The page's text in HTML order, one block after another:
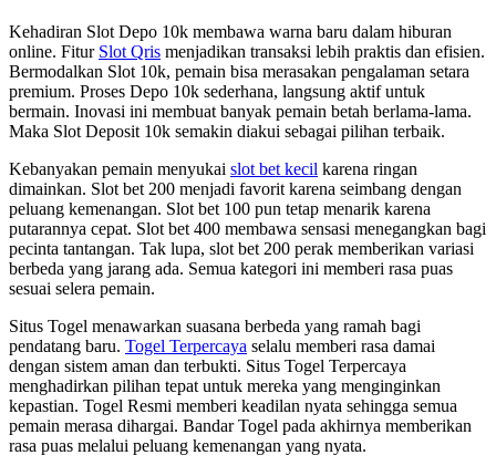
Kehadiran Slot Depo 10k membawa warna baru dalam hiburan
online. Fitur Slot Qris menjadikan transaksi lebih praktis dan efisien.
Bermodalkan Slot 10k, pemain bisa merasakan pengalaman setara
premium. Proses Depo 10k sederhana, langsung aktif untuk
bermain. Inovasi ini membuat banyak pemain betah berlama-lama.
Maka Slot Deposit 10k semakin diakui sebagai pilihan terbaik.
Kebanyakan pemain menyukai slot bet kecil karena ringan
dimainkan. Slot bet 200 menjadi favorit karena seimbang dengan
peluang kemenangan. Slot bet 100 pun tetap menarik karena
putarannya cepat. Slot bet 400 membawa sensasi menegangkan bagi
pecinta tantangan. Tak lupa, slot bet 200 perak memberikan variasi
berbeda yang jarang ada. Semua kategori ini memberi rasa puas
sesuai selera pemain.
Situs Togel menawarkan suasana berbeda yang ramah bagi
pendatang baru. Togel Terpercaya selalu memberi rasa damai
dengan sistem aman dan terbukti. Situs Togel Terpercaya
menghadirkan pilihan tepat untuk mereka yang menginginkan
kepastian. Togel Resmi memberi keadilan nyata sehingga semua
pemain merasa dihargai. Bandar Togel pada akhirnya memberikan
rasa puas melalui peluang kemenangan yang nyata.